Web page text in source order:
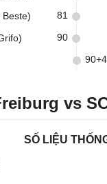
81
90
vs
SỐ LIỆU